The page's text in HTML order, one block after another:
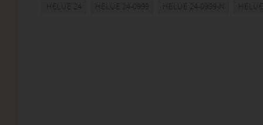
HELUE 24 HELUE 24-0999 HELUE 24-0999-N